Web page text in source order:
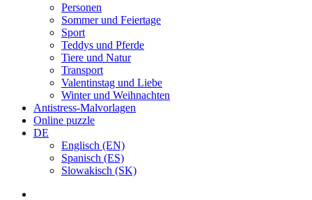
Personen
Sommer und Feiertage
Sport
Teddys und Pferde
Tiere und Natur
Transport
Valentinstag und Liebe
Winter und Weihnachten
Antistress-Malvorlagen
Online puzzle
DE
Englisch (EN)
Spanisch (ES)
Slowakisch (SK)